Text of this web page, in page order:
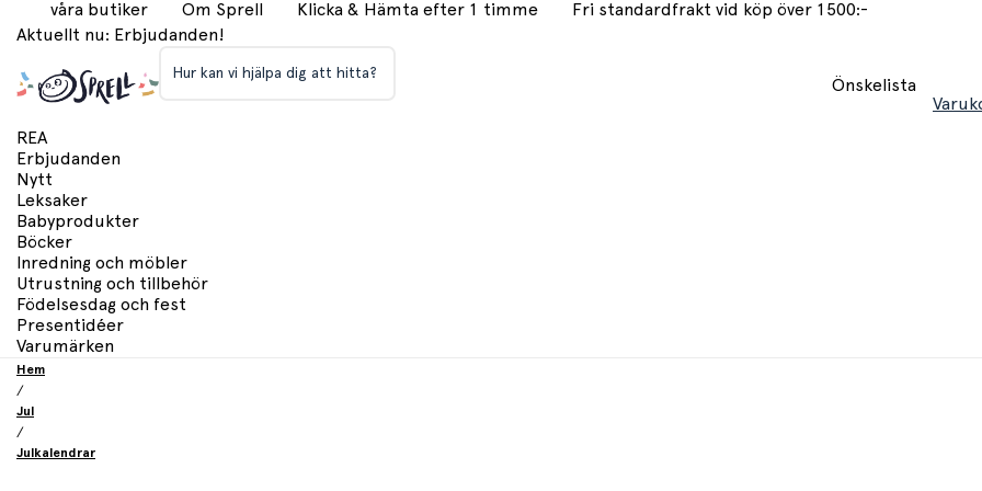
våra butiker Om Sprell Klicka & Hämta efter 1 timme
Fri standardfrakt vid köp över 1500:-
Aktuellt nu: Erbjudanden!
Hur kan vi hjälpa dig att hitta?
Önskelista
REA
Erbjudanden
Nytt
Leksaker
Babyprodukter
Böcker
Inredning och möbler
Utrustning och tillbehör
Födelsesdag och fest
Presentidéer
Varumärken
Hem
/
Jul
/
Julkalendrar